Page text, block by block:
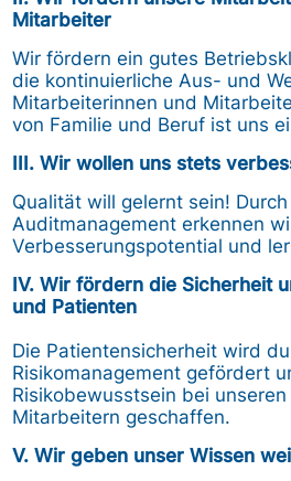
Mitarbeiter
Wir fördern ein gutes
die kontinuierliche Aus- und
Mitarbeiterinnen und
von Familie und Beruf ist uns
III. Wir wollen uns stets
Qualität will gelernt sein!
Auditmanagement erkennen
Verbesserungspotential und
IV. Wir fördern die Sicherheit
und Patienten
Die Patientensicherheit wird
Risikomanagement gefördert
Risikobewusstsein bei
Mitarbeitern geschaffen.
V. Wir geben unser Wissen